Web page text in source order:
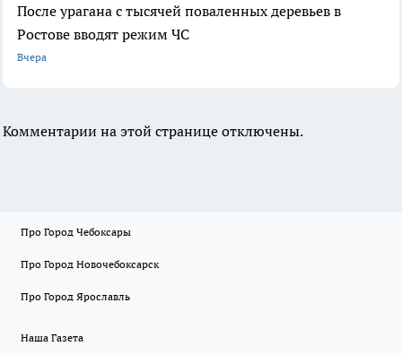
После урагана с тысячей поваленных деревьев в
Ростове вводят режим ЧС
Вчера
Комментарии на этой странице отключены.
Про Город Чебоксары
Про Город Новочебоксарск
Про Город Ярославль
Наша Газета